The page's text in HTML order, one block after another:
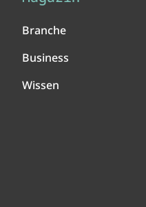
Branche
Business
Wissen